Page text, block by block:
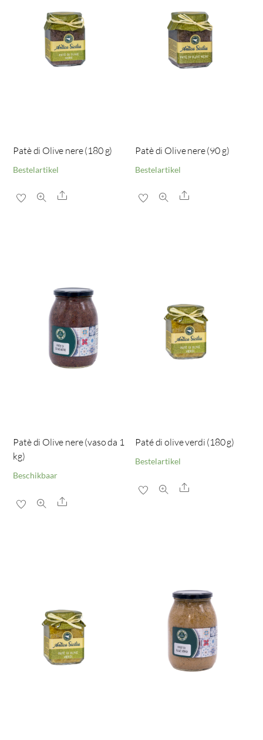
Patè di Olive nere (180 g)
Bestelartikel
Share
Patè di Olive nere (90 g)
Bestelartikel
Share
Patè di Olive nere (vaso da 1
kg)
Beschikbaar
Share
Paté di olive verdi (180 g)
Bestelartikel
Share